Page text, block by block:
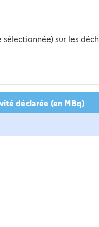
sur les
2019
déclarée (en MBq)